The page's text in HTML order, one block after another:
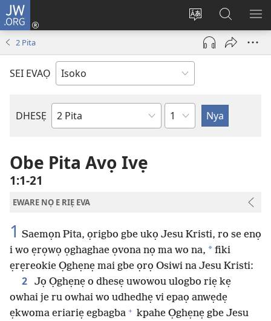
JW.ORG
Nwene
ẹvẹrẹ
Ro
Eva
(opens
window)
Gwọlọ
JW.ORG
2 Pita
SEI EVAỌ
DHESẸ
Ebe
Uzou
Obe Pita Avọ Ivẹ
1:1-21
EWARE NỌ E RIẸ EVA
1 Saemọn Pita, ọrigbo gbe ukọ Jesu Kristi, ro se enọ
i wo ẹrọwọ ọghaghae ọvona nọ ma wo na, * fiki
ẹrẹreokie Ọghẹnẹ mai gbe ọrọ Osiwi na Jesu Kristi:
2
Jọ Ọghẹnẹ o dhesẹ uwowou ulogbo riẹ kẹ
owhai je ru owhai wo udhedhẹ vi epaọ anwẹdẹ
ẹkwoma eriariẹ egbagba + kpahe Ọghẹnẹ gbe Jesu